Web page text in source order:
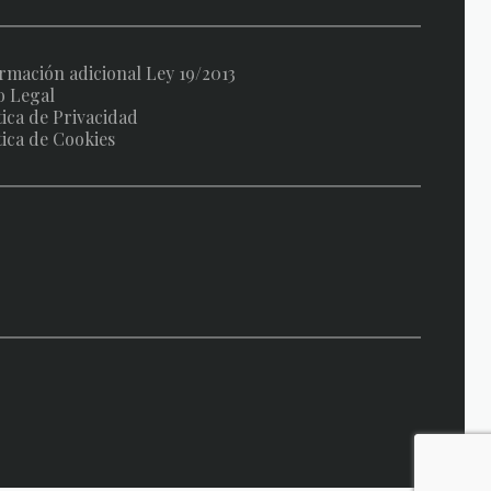
adicional Ley 19/2013
Legal
de Privacidad
de Cookies